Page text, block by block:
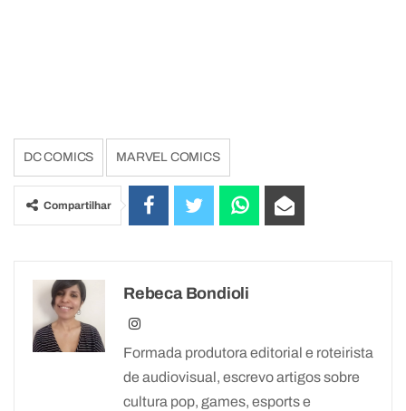
DC COMICS MARVEL COMICS
Compartilhar
Rebeca Bondioli
Formada produtora editorial e roteirista
de audiovisual, escrevo artigos sobre
cultura pop, games, esports e